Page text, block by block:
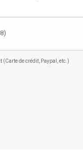
(Carte de crédit, Paypal, etc.)